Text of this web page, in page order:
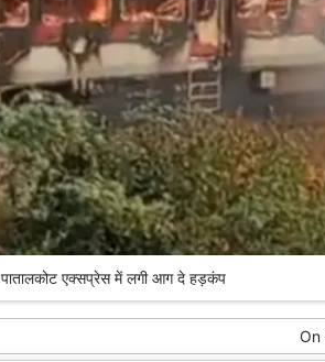
पातालकोट एक्सप्रेस में लगी आग दे हड़कंप
On